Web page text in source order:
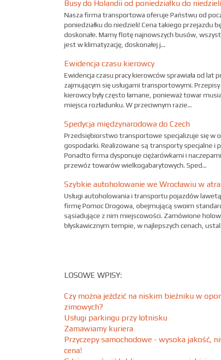
Busy do Holandii od poniedziałku do
Nasza firma transportowa oferuje Państwu od
poniedziałku do niedzieli! Cena takiego przejazdu
doskonałe. Mamy flotę najnowszych busów,
jest w klimatyzację, doskonałej j...
Ewidencja czasu kierowcy
Ewidencja czasu pracy kierowców sprawiała od
zajmującym się usługami transportowymi.
kierowcy były często łamane, ponieważ towar
miejsca rozładunku. W przeciwnym razie...
Spedycja międzynarodowa do Czech
Przedsiębiorstwo transportowe specjalizuje się w
gospodarki. Realizowane są transporty specjalne i
Ponadto firma dysponuje ciężarówkami i
przewóz towarów wielkogabarytowych. Sped...
Szybkie autoholowanie we Wrocławiu w
Usługi autoholowania i transportu pojazdów
firmę Pomoc Drogowa, obejmującą swoim
sąsiadujące z nim miejscowości. Zamówione
błyskawicznym tempie, w najlepszych cenach,
LOSOWE WPISY:
Czy można jeździć na niskim bieżniku w
zimowych?
Usługi parkingu przy lotnisku
Zamawiamy kuriera
Przyczepy samochodowe - wysoka jakość,
cena!